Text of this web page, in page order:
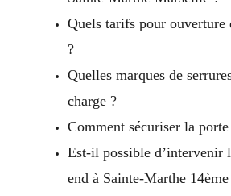
Quels tarifs pour ouverture
?
Quelles marques de
charge ?
Comment sécuriser la
Est-il possible d’intervenir
end à Sainte-Marthe